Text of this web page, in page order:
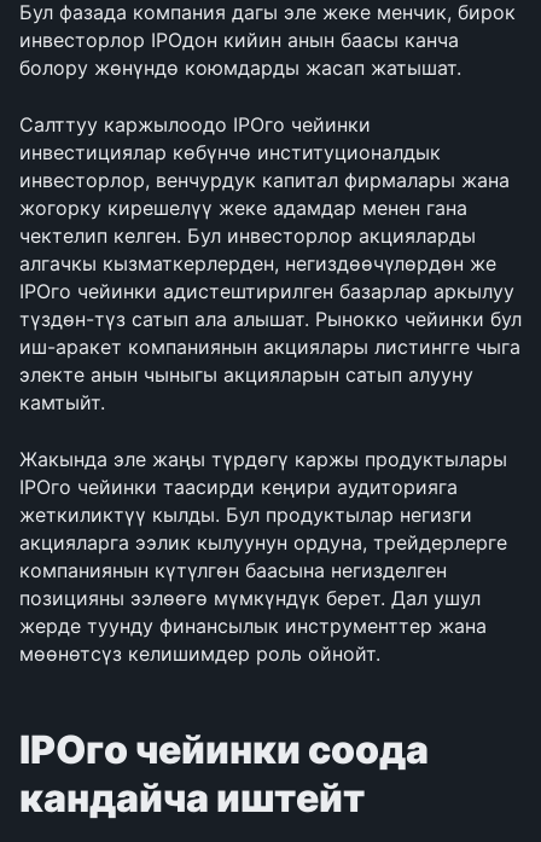
Бул фазада компания дагы эле жеке менчик, бирок
инвесторлор IPOдон кийин анын баасы канча
болору жөнүндө коюмдарды жасап жатышат.
Салттуу каржылоодо IPOго чейинки
инвестициялар көбүнчө институционалдык
инвесторлор, венчурдук капитал фирмалары жана
жогорку кирешелүү жеке адамдар менен гана
чектелип келген. Бул инвесторлор акцияларды
алгачкы кызматкерлерден, негиздөөчүлөрдөн же
IPOго чейинки адистештирилген базарлар аркылуу
түздөн-түз сатып ала алышат. Рынокко чейинки бул
иш-аракет компаниянын акциялары листингге чыга
электе анын чыныгы акцияларын сатып алууну
камтыйт.
Жакында эле жаңы түрдөгү каржы продуктылары
IPOго чейинки таасирди кеңири аудиторияга
жеткиликтүү кылды. Бул продуктылар негизги
акцияларга ээлик кылуунун ордуна, трейдерлерге
компаниянын күтүлгөн баасына негизделген
позицияны ээлөөгө мүмкүндүк берет. Дал ушул
жерде туунду финансылык инструменттер жана
мөөнөтсүз келишимдер роль ойнойт.
IPOго чейинки соода
кандайча иштейт